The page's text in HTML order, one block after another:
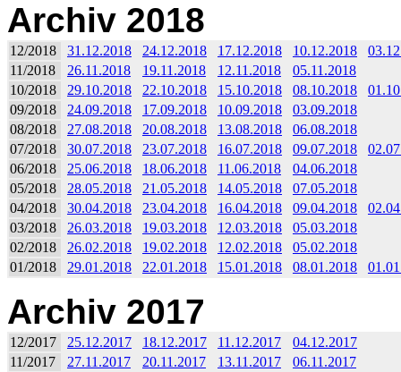
Archiv 2018
12/2018 31.12.2018 24.12.2018 17.12.2018 10.12.2018
11/2018
26.11.2018 19.11.2018 12.11.2018
05.11.2018
10/2018
29.10.2018 22.10.2018 15.10.2018 08.10.2018
09/2018
24.09.2018 17.09.2018 10.09.2018
03.09.2018
08/2018
27.08.2018 20.08.2018 13.08.2018
06.08.2018
07/2018
30.07.2018 23.07.2018 16.07.2018 09.07.2018
06/2018
25.06.2018 18.06.2018 11.06.2018
04.06.2018
05/2018
28.05.2018 21.05.2018 14.05.2018
07.05.2018
04/2018
30.04.2018 23.04.2018 16.04.2018 09.04.2018
03/2018
26.03.2018 19.03.2018 12.03.2018
05.03.2018
02/2018
26.02.2018 19.02.2018 12.02.2018
05.02.2018
01/2018
29.01.2018 22.01.2018 15.01.2018 08.01.2018
Archiv 2017
12/2017 25.12.2017 18.12.2017 11.12.2017
04.12.2017
11/2017
27.11.2017 20.11.2017 13.11.2017
06.11.2017